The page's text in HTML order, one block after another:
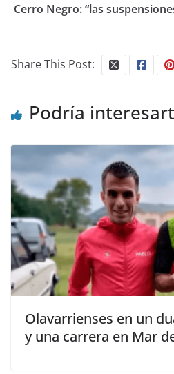
Cerro Negro: “las
Share This Post:
Podría
Olavarrienses en un
y una carrera en Mar